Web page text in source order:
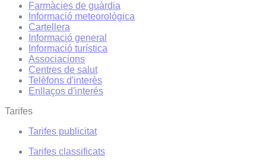
Farmàcies de guàrdia
Informació meteorològica
Cartellera
Informació general
Informació turística
Associacions
Centres de salut
Telèfons d'interès
Enllaços d'interés
Tarifes
Tarifes publicitat
Tarifes classificats